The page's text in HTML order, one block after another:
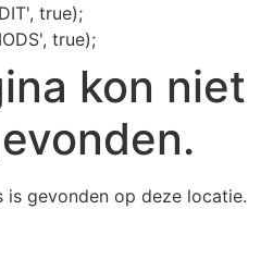
true);
true);
kon niet
gevonden op deze locatie.